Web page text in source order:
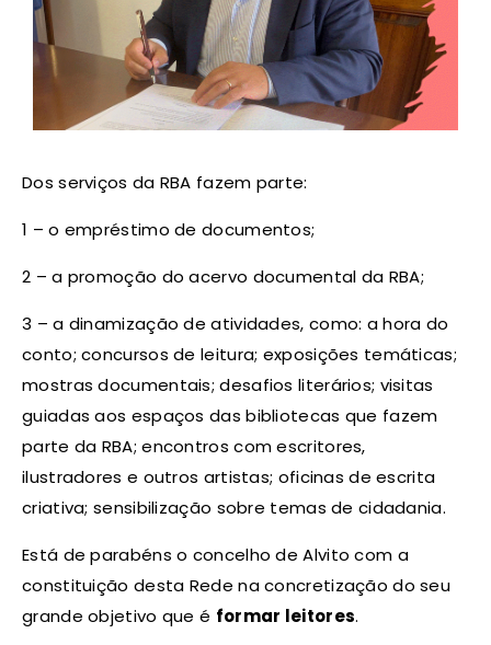
Dos serviços da RBA fazem parte:
1 – o empréstimo de documentos;
2 – a promoção do acervo documental da RBA;
3 – a dinamização de atividades, como: a hora do
conto; concursos de leitura; exposições temáticas;
mostras documentais; desafios literários; visitas
guiadas aos espaços das bibliotecas que fazem
parte da RBA; encontros com escritores,
ilustradores e outros artistas; oficinas de escrita
criativa; sensibilização sobre temas de cidadania.
Está de parabéns o concelho de Alvito com a
constituição desta Rede na concretização do seu
grande objetivo que é formar leitores.